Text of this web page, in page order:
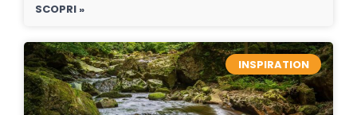
SCOPRI »
INSPIRATION